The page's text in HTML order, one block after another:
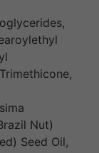
Nut)
Seed Oil,